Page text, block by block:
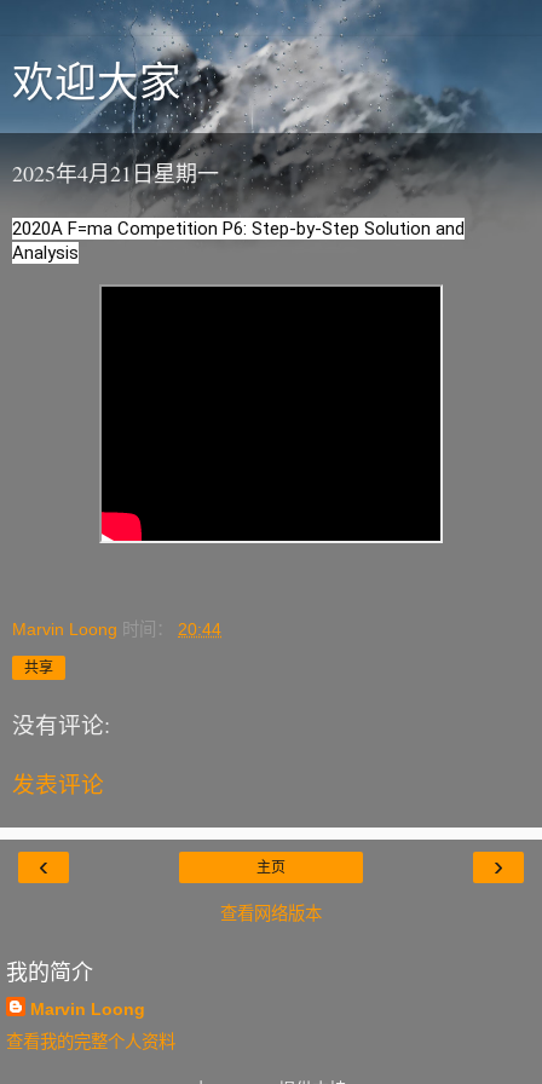
欢迎大家
2025年4月21日星期一
2020A F=ma Competition P6: Step-by-Step Solution and
Analysis
Marvin Loong 时间： 20:44
共享
没有评论:
发表评论
‹ ›
主页
查看网络版本
我的简介
Marvin Loong
查看我的完整个人资料